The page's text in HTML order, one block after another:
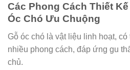
Các Phong Cách Thiết
Óc Chó Ưu Chuộng
Gỗ óc chó là vật liệu linh hoạt,
nhiều phong cách, đáp ứng gu
chủ.